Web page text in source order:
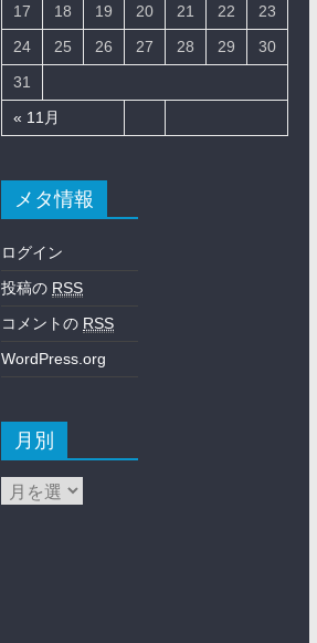
« 11月
17
18 19 20 21 22
23
24
25 26 27 28 29
30
31
メタ情報
ログイン
投稿の RSS
コメントの RSS
WordPress.org
月別